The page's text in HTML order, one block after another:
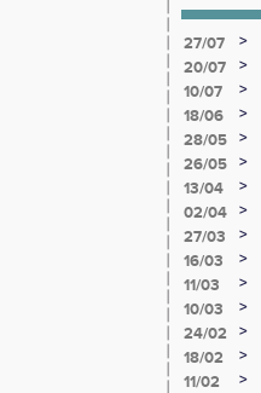
27/07 >
20/07 >
10/07 >
18/06
>
28/05
>
26/05
>
13/04
>
02/04
>
27/03
>
16/03 >
11/03
>
10/03
>
24/02
>
18/02 >
11/02 >